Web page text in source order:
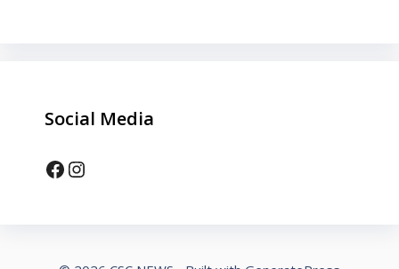
Social Media
Facebook
Instagram